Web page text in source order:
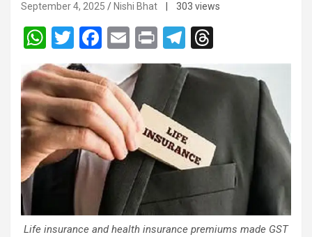
September 4, 2025 Nishi Bhat | 303 views
W
h
at
s
A
p
p
T
wi
tt
er
F
a
ce
b
o
o
k
E
m
ail
Pr
in
T
el
e
a
m
e
a
s
Life insurance and health insurance premiums made GST